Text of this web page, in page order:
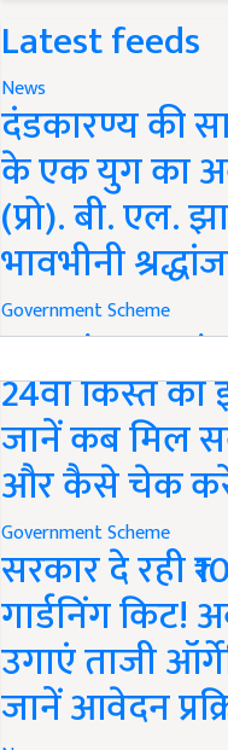
Latest feeds
News
दंडकारण्य की
के एक युग का
(प्रो). बी. एल.
भावभीनी
Government Scheme
PM Kisan
24वीं किस्त का
जानें कब मिल
और कैसे चेक
Government Scheme
सरकार दे रही
गार्डनिंग किट!
उगाएं ताजी
जानें आवेदन